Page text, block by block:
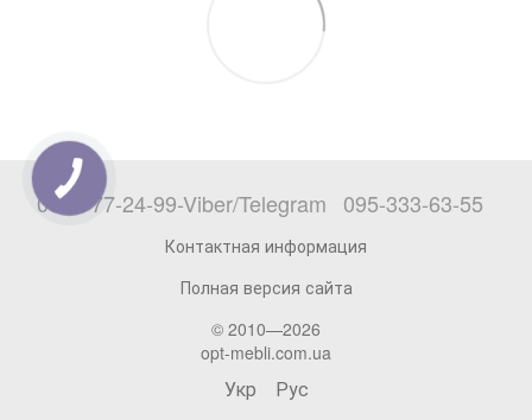
068-777-24-99-Viber/Telegram 095-333-63-55
Контактная информация
Полная версия сайта
© 2010—2026
opt-mebli.com.ua
Укр Рус